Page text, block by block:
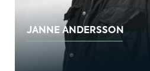
JANNE ANDERSSON